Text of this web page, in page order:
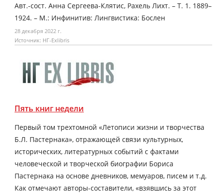
Авт.-сост. Анна Сергеева-Клятис, Рахель Лихт. – Т. 1. 1889–
1924. – М.: Инфинитив: Лингвистика: Бослен
28 декабря 2022 г.
Источник: НГ-Exlibris
Пять книг недели
Первый том трехтомной «Летописи жизни и творчества
Б.Л. Пастернака», отражающей связи культурных,
исторических, литературных событий с фактами
человеческой и творческой биографии Бориса
Пастернака на основе дневников, мемуаров, писем и т.д.
Как отмечают авторы-составители, «взявшись за этот